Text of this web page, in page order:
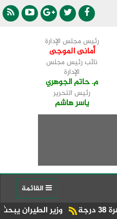
رئيس مجلس الإدارة
أمانى الموجى
نائب رئيس مجلس
الإدارة
م. حاتم الجوهري
رئيس التحرير
ياسر هاشم
وزير الطيران يبحث مع محافظ